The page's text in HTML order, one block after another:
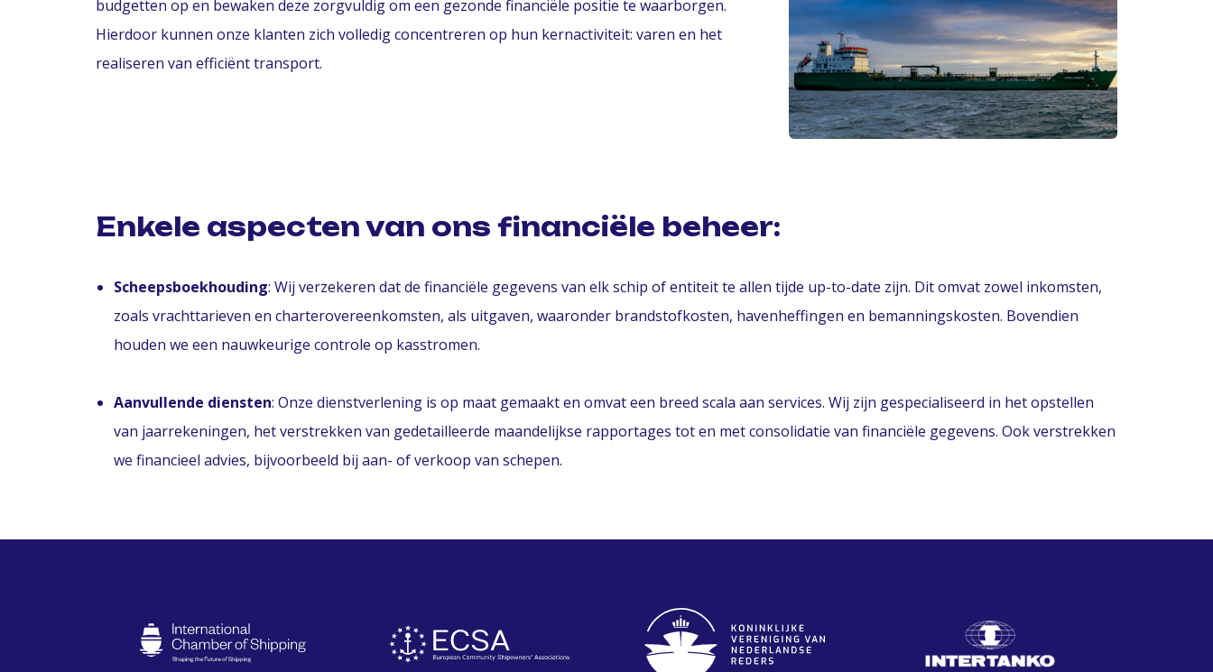
budgetten op en bewaken deze zorgvuldig om een gezonde financiële positie te waarborgen.
Hierdoor kunnen onze klanten zich volledig concentreren op hun kernactiviteit: varen en het
realiseren van efficiënt transport.
Enkele aspecten van ons financiële beheer:
Scheepsboekhouding: Wij verzekeren dat de financiële gegevens van elk schip of entiteit te allen tijde up-to-date zijn. Dit omvat zowel inkomsten,
zoals vrachttarieven en charterovereenkomsten, als uitgaven, waaronder brandstofkosten, havenheffingen en bemanningskosten. Bovendien
houden we een nauwkeurige controle op kasstromen.
Aanvullende diensten: Onze dienstverlening is op maat gemaakt en omvat een breed scala aan services. Wij zijn gespecialiseerd in het opstellen
van jaarrekeningen, het verstrekken van gedetailleerde maandelijkse rapportages tot en met consolidatie van financiële gegevens. Ook verstrekken
we financieel advies, bijvoorbeeld bij aan- of verkoop van schepen.